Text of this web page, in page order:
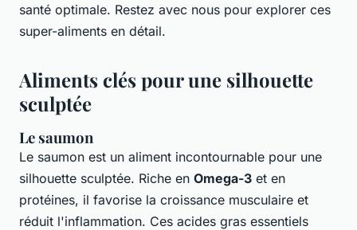
santé optimale. Restez avec nous pour explorer ces
super-aliments en détail.
Aliments clés pour une silhouette
sculptée
Le saumon
Le saumon est un aliment incontournable pour une
silhouette sculptée. Riche en Omega-3 et en
protéines, il favorise la croissance musculaire et
réduit l'inflammation. Ces acides gras essentiels